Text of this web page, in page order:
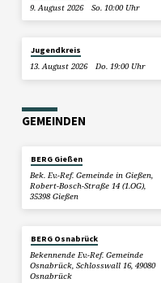
9. August 2026
So. 10:00 Uhr
Jugendkreis
13. August 2026
Do. 19:00 Uhr
GEMEINDEN
BERG Gießen
Bek. Ev.-Ref. Gemeinde in Gießen,
Robert-Bosch-Straße 14 (1.OG),
35398 Gießen
BERG Osnabrück
Bekennende Ev.-Ref. Gemeinde
Osnabrück, Schlosswall 16, 49080
Osnabrück